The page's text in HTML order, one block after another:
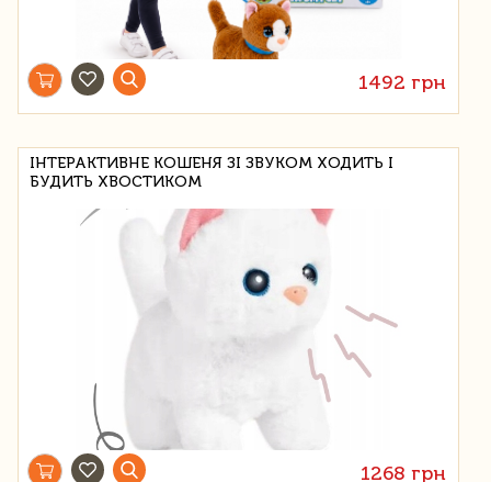
1492 грн
ІНТЕРАКТИВНЕ КОШЕНЯ ЗІ ЗВУКОМ ХОДИТЬ І
БУДИТЬ ХВОСТИКОМ
1268 грн